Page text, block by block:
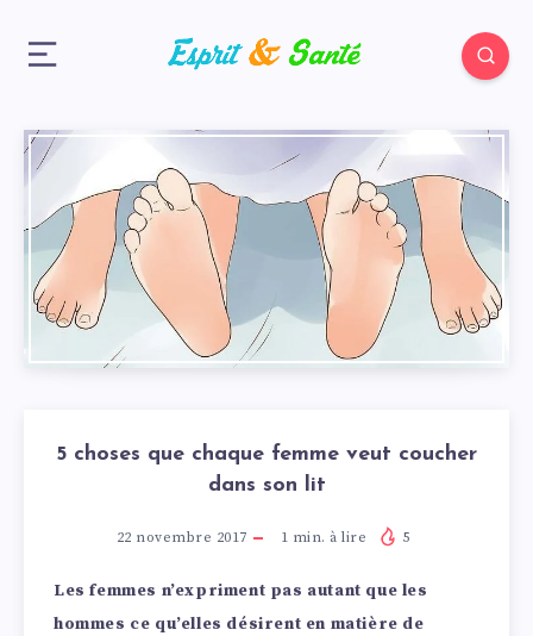
5 choses que chaque femme veut coucher
dans son lit
22 novembre 2017 1 min. à lire 5
Les femmes n’expriment pas autant que les
hommes ce qu’elles désirent en matière de